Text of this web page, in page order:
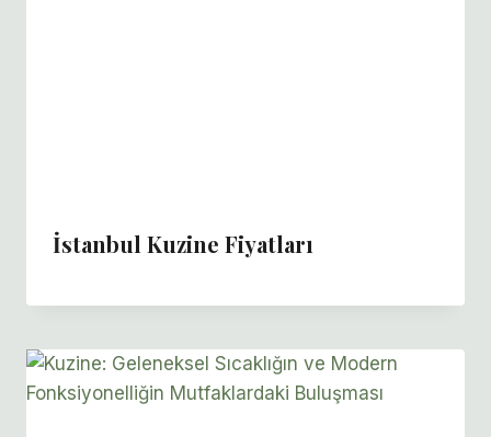
İstanbul Kuzine Fiyatları